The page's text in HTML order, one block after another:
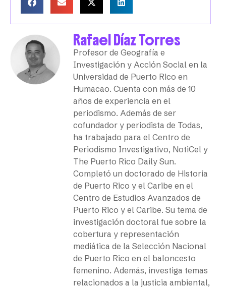
Rafael Díaz Torres
Profesor de Geografía e
Investigación y Acción Social en la
Universidad de Puerto Rico en
Humacao. Cuenta con más de 10
años de experiencia en el
periodismo. Además de ser
cofundador y periodista de Todas,
ha trabajado para el Centro de
Periodismo Investigativo, NotiCel y
The Puerto Rico Daily Sun.
Completó un doctorado de Historia
de Puerto Rico y el Caribe en el
Centro de Estudios Avanzados de
Puerto Rico y el Caribe. Su tema de
investigación doctoral fue sobre la
cobertura y representación
mediática de la Selección Nacional
de Puerto Rico en el baloncesto
femenino. Además, investiga temas
relacionados a la justicia ambiental,